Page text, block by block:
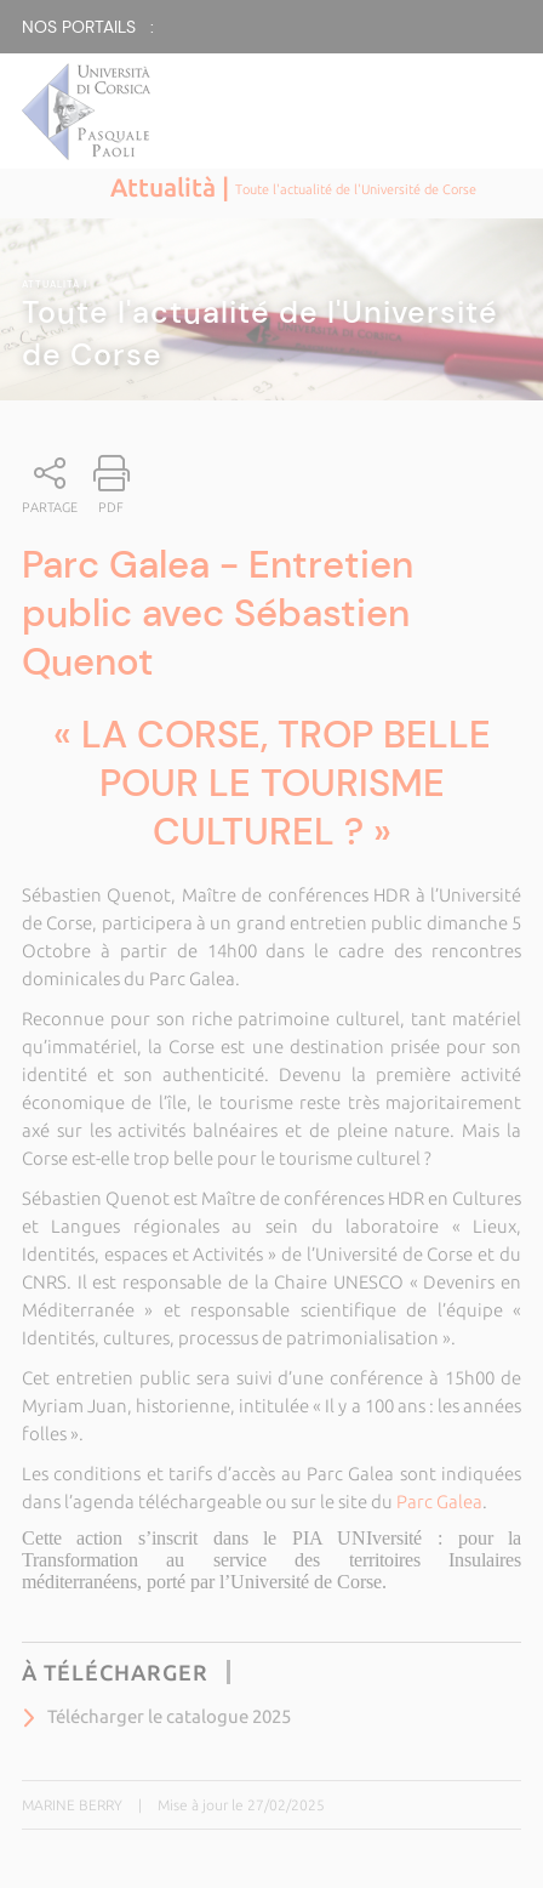
NOS PORTAILS :
Attualità |Toute l'actualité de l'Université de Corse
ATTUALITÀ|
Toute l'actualité de l'Université
de Corse
PARTAGE PDF
Parc Galea - Entretien
public avec Sébastien
Quenot
« LA CORSE, TROP BELLE
POUR LE TOURISME
CULTUREL ? »
Sébastien Quenot, Maître de conférences HDR à l’Université
de Corse, participera à un grand entretien public dimanche 5
Octobre à partir de 14h00 dans le cadre des rencontres
dominicales du Parc Galea.
Reconnue pour son riche patrimoine culturel, tant matériel
qu’immatériel, la Corse est une destination prisée pour son
identité et son authenticité. Devenu la première activité
économique de l’île, le tourisme reste très majoritairement
axé sur les activités balnéaires et de pleine nature. Mais la
Corse est-elle trop belle pour le tourisme culturel ?
Sébastien Quenot est Maître de conférences HDR en Cultures
et Langues régionales au sein du laboratoire « Lieux,
Identités, espaces et Activités » de l’Université de Corse et du
CNRS. Il est responsable de la Chaire UNESCO « Devenirs en
Méditerranée » et responsable scientifique de l’équipe «
Identités, cultures, processus de patrimonialisation ».
Cet entretien public sera suivi d’une conférence à 15h00 de
Myriam Juan, historienne, intitulée « Il y a 100 ans : les années
folles ».
Les conditions et tarifs d’accès au Parc Galea sont indiquées
dans l’agenda téléchargeable ou sur le site du Parc Galea.
Cette action s’inscrit dans le PIA UNIversité : pour la
Transformation au service des territoires Insulaires
méditerranéens, porté par l’Université de Corse.
À TÉLÉCHARGER
Télécharger le catalogue 2025
MARINE BERRY Mise à jour le 27/02/2025